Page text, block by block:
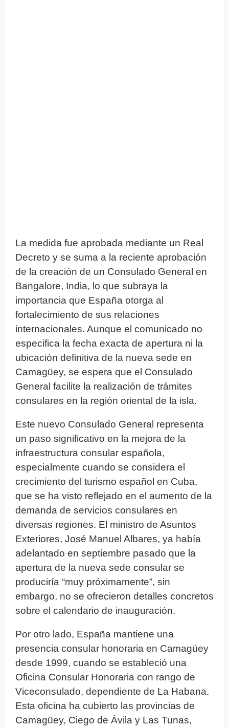
La medida fue aprobada mediante un Real
Decreto y se suma a la reciente aprobación
de la creación de un Consulado General en
Bangalore, India, lo que subraya la
importancia que España otorga al
fortalecimiento de sus relaciones
internacionales. Aunque el comunicado no
especifica la fecha exacta de apertura ni la
ubicación definitiva de la nueva sede en
Camagüey, se espera que el Consulado
General facilite la realización de trámites
consulares en la región oriental de la isla.
Este nuevo Consulado General representa
un paso significativo en la mejora de la
infraestructura consular española,
especialmente cuando se considera el
crecimiento del turismo español en Cuba,
que se ha visto reflejado en el aumento de la
demanda de servicios consulares en
diversas regiones. El ministro de Asuntos
Exteriores, José Manuel Albares, ya había
adelantado en septiembre pasado que la
apertura de la nueva sede consular se
produciría “muy próximamente”, sin
embargo, no se ofrecieron detalles concretos
sobre el calendario de inauguración.
Por otro lado, España mantiene una
presencia consular honoraria en Camagüey
desde 1999, cuando se estableció una
Oficina Consular Honoraria con rango de
Viceconsulado, dependiente de La Habana.
Esta oficina ha cubierto las provincias de
Camagüey, Ciego de Ávila y Las Tunas,